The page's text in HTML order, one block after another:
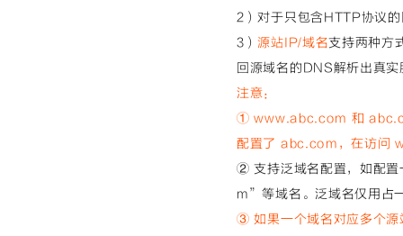
2）对于只包含HTTP协议
3）源站IP/域名支持两种方
回源域名的DNS解析出真
注意：
① www.abc.com 和
配置了 abc.com，在访问
② 支持泛域名配置，如
m”等域名。泛域名仅用占
③ 如果一个域名对应多个